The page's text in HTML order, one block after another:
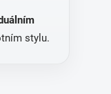
stylu.